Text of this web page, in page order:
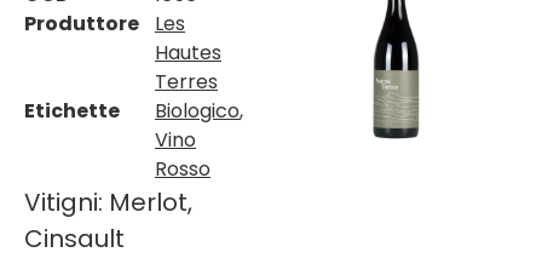
Produttore
Les
Hautes
Terres
Etichette
Biologico,
Vino
Rosso
Vitigni: Merlot,
Cinsault